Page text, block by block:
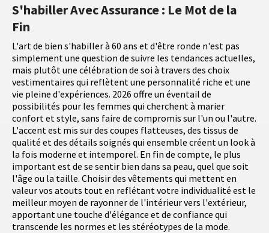
S'habiller Avec Assurance : Le Mot de la
Fin
L'art de bien s'habiller à 60 ans et d'être ronde n'est pas
simplement une question de suivre les tendances actuelles,
mais plutôt une célébration de soi à travers des choix
vestimentaires qui reflètent une personnalité riche et une
vie pleine d'expériences. 2026 offre un éventail de
possibilités pour les femmes qui cherchent à marier
confort et style, sans faire de compromis sur l'un ou l'autre.
L'accent est mis sur des coupes flatteuses, des tissus de
qualité et des détails soignés qui ensemble créent un look à
la fois moderne et intemporel. En fin de compte, le plus
important est de se sentir bien dans sa peau, quel que soit
l'âge ou la taille. Choisir des vêtements qui mettent en
valeur vos atouts tout en reflétant votre individualité est le
meilleur moyen de rayonner de l'intérieur vers l'extérieur,
apportant une touche d'élégance et de confiance qui
transcende les normes et les stéréotypes de la mode.